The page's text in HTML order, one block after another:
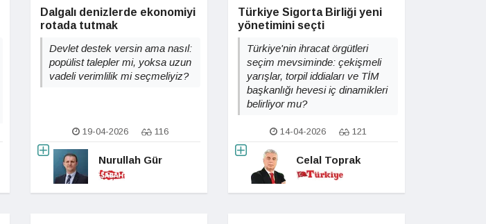
Dalgalı denizlerde ekonomiyi
rotada tutmak
Devlet destek versin ama nasıl:
popülist talepler mi, yoksa uzun
vadeli verimlilik mi seçmeliyiz?
19-04-2026 116
Nurullah Gür
Türkiye Sigorta Birliği yeni
yönetimini seçti
Türkiye'nin ihracat örgütleri
seçim mevsiminde: çekişmeli
yarışlar, torpil iddiaları ve TİM
başkanlığı hevesi iç dinamikleri
belirliyor mu?
14-04-2026 121
Celal Toprak